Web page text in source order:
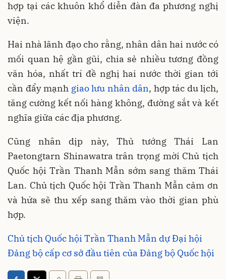
hợp tại các khuôn khổ diễn đàn đa phương nghị
viện.
Hai nhà lãnh đạo cho rằng, nhân dân hai nước có
mối quan hệ gần gũi, chia sẻ nhiều tương đồng
văn hóa, nhất trí đề nghị hai nước thời gian tới
cần đẩy mạnh giao lưu nhân dân, hợp tác du lịch,
tăng cường kết nối hàng không, đường sắt và kết
nghĩa giữa các địa phương.
Cũng nhân dịp này, Thủ tướng Thái Lan
Paetongtarn Shinawatra trân trọng mời Chủ tịch
Quốc hội Trần Thanh Mẫn sớm sang thăm Thái
Lan. Chủ tịch Quốc hội Trần Thanh Mẫn cảm ơn
và hứa sẽ thu xếp sang thăm vào thời gian phù
hợp.
Chủ tịch Quốc hội Trần Thanh Mẫn dự Đại hội
Đảng bộ cấp cơ sở đầu tiên của Đảng bộ Quốc hội